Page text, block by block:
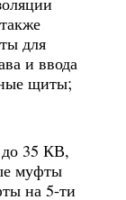
для
и ввода
щиты;
35 КВ,
муфты
на 5-ти